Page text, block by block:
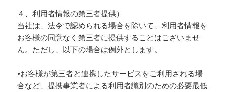
４、利用者情報の第三者提供）
当社は、法令で認められる場合を除いて、利用者情報を
お客様の同意なく第三者に提供することはございませ
ん。ただし、以下の場合は例外とします。
•お客様が第三者と連携したサービスをご利用される場
合など、提携事業者による利用者識別のための必要最低